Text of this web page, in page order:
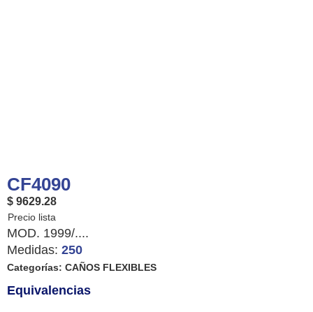
CF4090
$ 9629.28
MOD. 1999/....
Medidas: 250
Categorías: CAÑOS FLEXIBLES
Equivalencias